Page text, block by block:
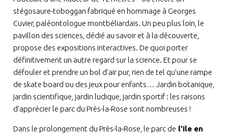
stégosaure-toboggan fabriqué en hommage à Georges
Cuvier, paléontologue montbéliardais. Un peu plus loin, le
pavillon des sciences, dédié au savoir et à la découverte,
propose des expositions interactives. De quoi porter
définitivement un autre regard sur la science. Et pour se
défouler et prendre un bol d’air pur, rien de tel qu’une rampe
de skate board ou des jeux pour enfants… Jardin botanique,
jardin scientifique, jardin ludique, jardin sportif : les raisons
d’apprécier le parc du Près-la-Rose sont nombreuses !
Dans le prolongement du Près-la-Rose, le parc de l’Ile en